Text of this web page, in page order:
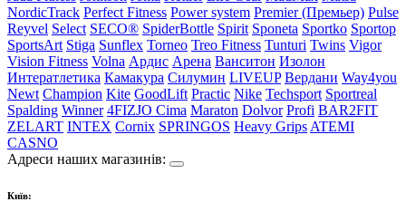
NordicTrack Perfect Fitness Power system Premier (Премьер) Pulse
Reyvel Select SECO® SpiderBottle Spirit Sponeta Sportko Sportop
SportsArt Stiga Sunflex Torneo Treo Fitness Tunturi Twins Vigor
Vision Fitness Volna Ардис Арена Ванситон Изолон
Интератлетика Камакура Силумин LIVEUP Вердани Way4you
Newt Champion Kite GoodLift Practic Nike Techsport Sportreal
Spalding Winner 4FIZJO Cima Maraton Dolvor Profi BAR2FIT
ZELART INTEX Cornix SPRINGOS Heavy Grips ATEMI
CASNO
Адреси наших магазинів:
Київ: